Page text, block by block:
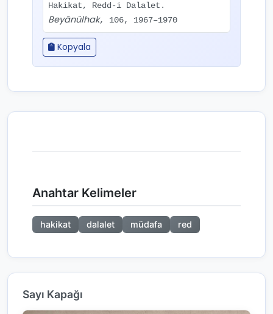
Hakikat, Redd-i Dalalet.
Beyânülhak, 106, 1967–1970
Kopyala
Anahtar Kelimeler
hakikat dalalet müdafa red
Sayı Kapağı